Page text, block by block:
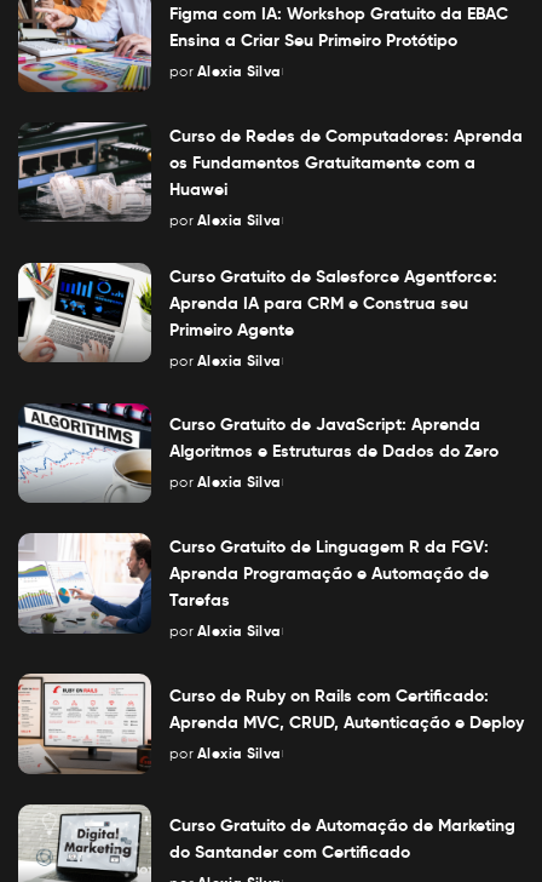
Figma com IA: Workshop Gratuito da EBAC
Ensina a Criar Seu Primeiro Protótipo
Posted
por Alexia Silva
Curso de Redes de Computadores: Aprenda
os Fundamentos Gratuitamente com a
Huawei
Posted
por Alexia Silva
Curso Gratuito de Salesforce Agentforce:
Aprenda IA para CRM e Construa seu
Primeiro Agente
Posted
por Alexia Silva
Curso Gratuito de JavaScript: Aprenda
Algoritmos e Estruturas de Dados do Zero
Posted
por Alexia Silva
Curso Gratuito de Linguagem R da FGV:
Aprenda Programação e Automação de
Tarefas
Posted
por Alexia Silva
Curso de Ruby on Rails com Certificado:
Aprenda MVC, CRUD, Autenticação e Deploy
Posted
por Alexia Silva
Curso Gratuito de Automação de Marketing
do Santander com Certificado